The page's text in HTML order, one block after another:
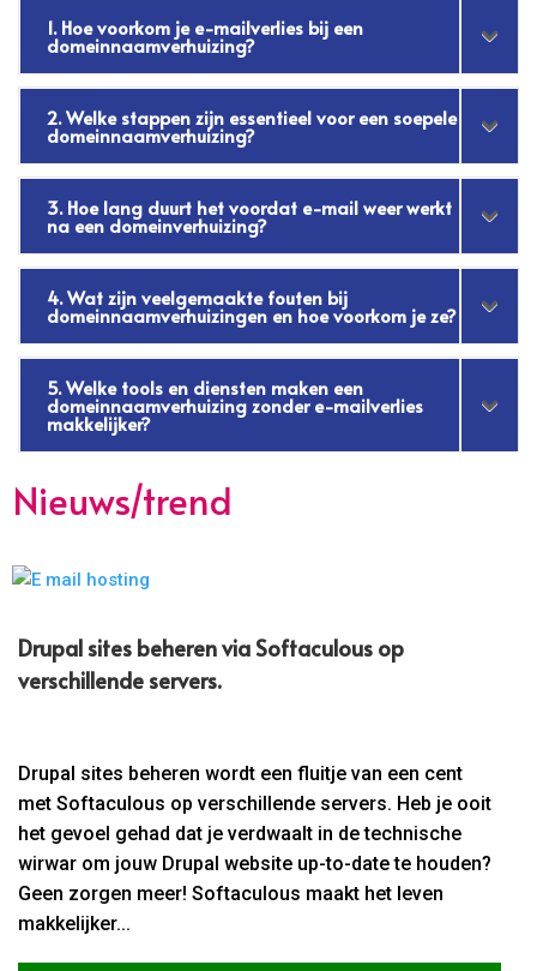
1. Hoe voorkom je e-mailverlies bij een
domeinnaamverhuizing?
2. Welke stappen zijn essentieel voor een soepele
domeinnaamverhuizing?
3. Hoe lang duurt het voordat e-mail weer werkt
na een domeinverhuizing?
4. Wat zijn veelgemaakte fouten bij
domeinnaamverhuizingen en hoe voorkom je ze?
5. Welke tools en diensten maken een
domeinnaamverhuizing zonder e-mailverlies
makkelijker?
Nieuws/trend
Drupal sites beheren via Softaculous op
verschillende servers.​
Drupal sites beheren wordt een fluitje van een cent
met Softaculous op verschillende servers. Heb je ooit
het gevoel gehad dat je verdwaalt in de technische
wirwar om jouw Drupal website up-to-date te houden?
Geen zorgen meer! Softaculous maakt het leven
makkelijker...